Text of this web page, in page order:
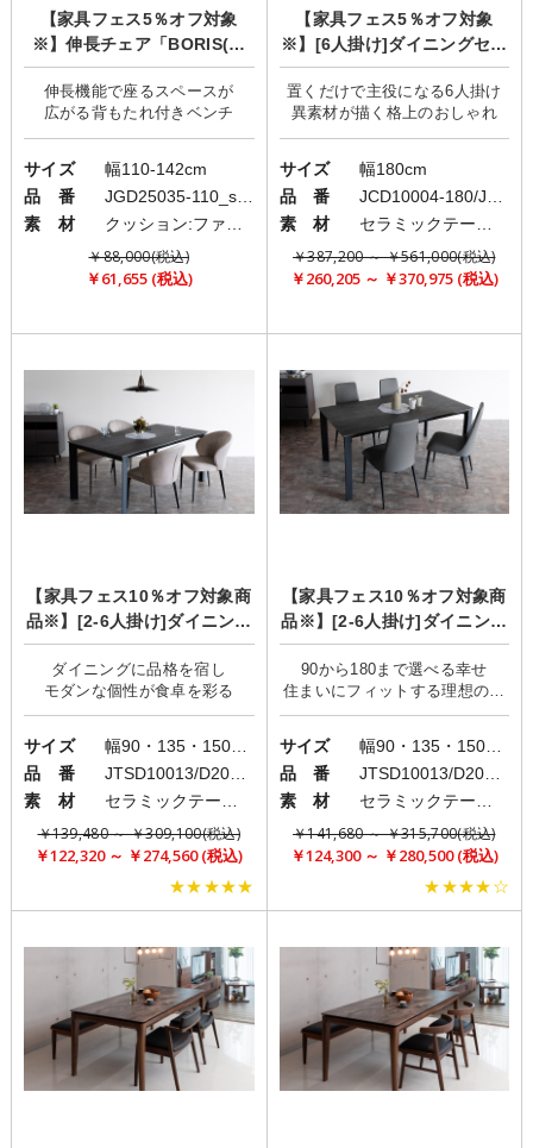
【家具フェス5％オフ対象
※】伸長チェア「BORIS(ボ
リス)」
伸長機能で座るスペースが
サイズ
幅110-142cm
品 番
JGD25035-110_standard
素 材
￥88,000(税込)
￥61,655 (税込)
【家具フェス5％オフ対象
※】[6人掛け]ダイニングセッ
ト/セラミックインテリア/FA
ME×LILI
置くだけで主役になる6人掛け
異素材が描く格上のおしゃれ
サイズ
幅180cm
品 番
素 材
￥387,200 ～ ￥561,000(税込)
￥260,205 ～ ￥370,975 (税込)
【家具フェス10％オフ対象商
品※】[2-6人掛け]ダイニング
セット/スタイリッシュモダ
ン/Granada2×Shell
ダイニングに品格を宿し
サイズ
幅90・135・150・165・180cm
品 番
JTSD10013/D20108
素 材
セラミックテーブル/ファブリックチェア
￥139,480 ～ ￥309,100(税込)
￥122,320 ～ ￥274,560 (税込)
★★★★★
【家具フェス10％オフ対象商
品※】[2-6人掛け]ダイニング
セット/スタイリッシュモダ
ン/Granada2×SIERRA
90から180まで選べる幸せ
住まいにフィットする理想の食
卓
サイズ
幅90・135・150・165・180cm
品 番
JTSD10013/D20109
素 材
セラミックテーブル/レザーチェア
￥141,680 ～ ￥315,700(税込)
￥124,300 ～ ￥280,500 (税込)
★★★★☆